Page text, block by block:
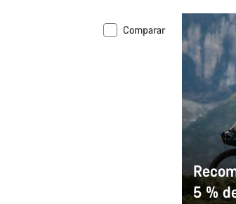
Comparar
5 %